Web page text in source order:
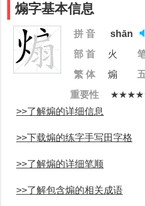
煽字基本信息
拼 音
shān
部 首
火
繁 体
煽
重要性
>>了解煽的详细信息
>>下载煽的练字手写田字格
>>了解煽的详细笔顺
>>了解包含煽的相关成语